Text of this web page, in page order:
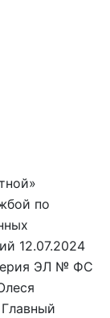
по
12.07.2024
ЭЛ № ФС